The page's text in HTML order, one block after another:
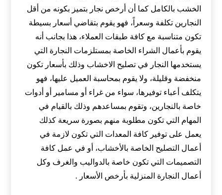
الخشب بالكامل كما أن أرخص نجار بتميز بكونه من أقل
النجارين تكلفة وسعراً، فهو يقوم بتقاضي أسعار بسيطة
تكون متناسبة مع كافة طبقات العملاء، هذا بجانب أنه
يقوم بأعمال الشراء الخاصة بمستلزمات النجارة التي
يستخدمها النجار في تصليح الاخشاب وذلك بأسعار تكون
منخفضة وقليلة، ولا يقوم بمحاسبة العميل عليها، فهو
يتكلف أعباء توفيرها، سواء من غراء أو مسامير أو أدوات
خاصة بالنجارين، وتقوم بمساعدهم وذلك بالقيام في
المهام التي تكون مطلوبة منهم بصورة سريعة كذلك
يعمل على توفير كافة المعدات التي تكون لازمة في
أعمال التصليح الخاصة بالأخشاب، أو في عمل كافة
التصميمات التي تكون خاصة بالدواليب والغرف وكل
أعمال النجارة المنزلية بأرخص الأسعار .